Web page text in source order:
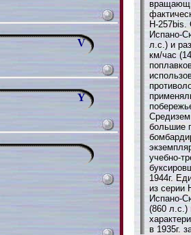
V
Y
Н-257bis.
Испано-
л.с.) и
км/час
большие
учебно-
1944г.
из серии
Испано-
(860 л.с.)
в 1935г.